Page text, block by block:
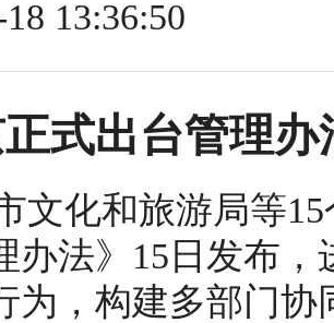
13:36:50
式出台管理
文化和旅游局等
办法》15日发布
为，构建多部门